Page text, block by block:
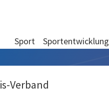
Sport Sportentwicklung
Verband